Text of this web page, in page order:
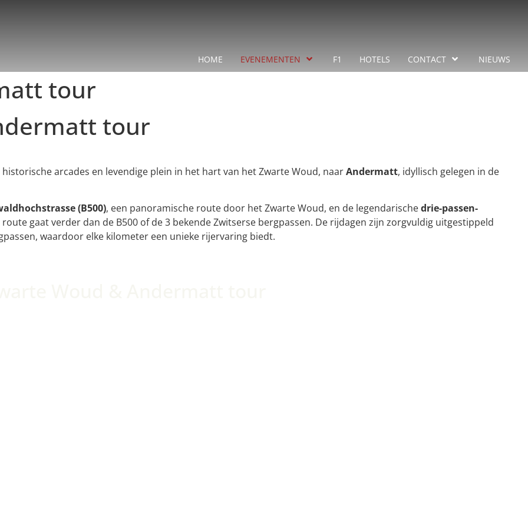
HOME EVENEMENTEN F1 HOTELS CONTACT NIEUWS
tour
tour
arcades en levendige plein in het hart van het Zwarte Woud, naarAndermatt, idyllisch gelegen in de
(B500), een panoramische route door het Zwarte Woud, en de legendarischedrie-passen-
route gaat verder dan de B500 of de 3 bekende Zwitserse bergpassen. De rijdagen zijn zorgvuldig uitgestippeld
waardoor elke kilometer een unieke rijervaring biedt.